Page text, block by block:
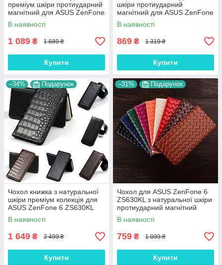
преміум шкіри протиударний
магнітний для ASUS ZenFone
6 ZS630KL "CROCODILE"
В наявності
1 089 ₴ 1 689 ₴
Купити
шкіри протиударний
магнітний для ASUS ZenFone
6 ZS630KL "CLASIC"
В наявності
869 ₴ 1 319 ₴
Купити
–34% Подарунок
Чохол книжка з натуральної
шкіри преміум колекція для
ASUS ZenFone 6 ZS630KL
"SIGNATURE"
В наявності
1 649 ₴ 2 499 ₴
Купити
–31% Подарунок
Чохол для ASUS ZenFone 6
ZS630KL з натуральної шкіри
протиударний магнітний
книжка з підставкою
"VENETTA"
В наявності
759 ₴ 1 099 ₴
Купити